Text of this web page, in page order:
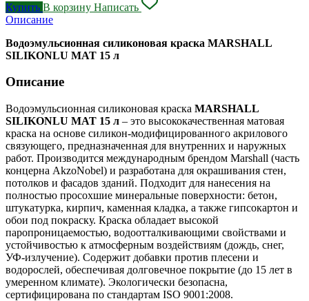
Купить В корзину Написать
Описание
Водоэмульсионная силиконовая краска MARSHALL
SILIKONLU MAT 15 л
Описание
Водоэмульсионная силиконовая краска MARSHALL
SILIKONLU MAT 15 л – это высококачественная матовая
краска на основе силикон-модифицированного акрилового
связующего, предназначенная для внутренних и наружных
работ. Производится международным брендом Marshall (часть
концерна AkzoNobel) и разработана для окрашивания стен,
потолков и фасадов зданий. Подходит для нанесения на
полностью просохшие минеральные поверхности: бетон,
штукатурка, кирпич, каменная кладка, а также гипсокартон и
обои под покраску. Краска обладает высокой
паропроницаемостью, водоотталкивающими свойствами и
устойчивостью к атмосферным воздействиям (дождь, снег,
УФ-излучение). Содержит добавки против плесени и
водорослей, обеспечивая долговечное покрытие (до 15 лет в
умеренном климате). Экологически безопасна,
сертифицирована по стандартам ISO 9001:2008.